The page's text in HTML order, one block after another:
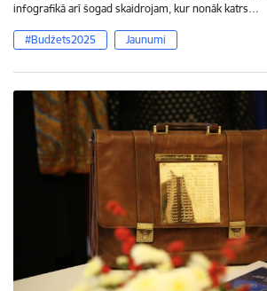
infografikā arī šogad skaidrojam, kur nonāk katrs…
#Budžets2025 Jaunumi